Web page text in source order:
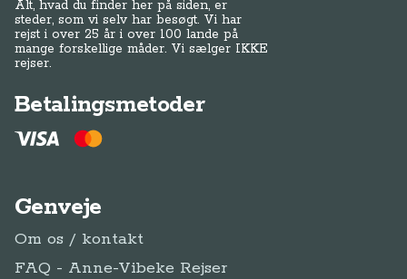
Alt, hvad du finder her på siden, er
steder, som vi selv har besøgt. Vi har
rejst i over 25 år i over 100 lande på
mange forskellige måder. Vi sælger IKKE
rejser.
Betalingsmetoder
Genveje
Om os / kontakt
FAQ - Anne-Vibeke Rejser